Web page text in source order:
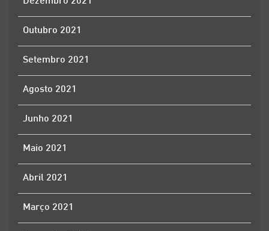
Outubro 2021
Setembro 2021
Agosto 2021
Junho 2021
Maio 2021
Abril 2021
Março 2021